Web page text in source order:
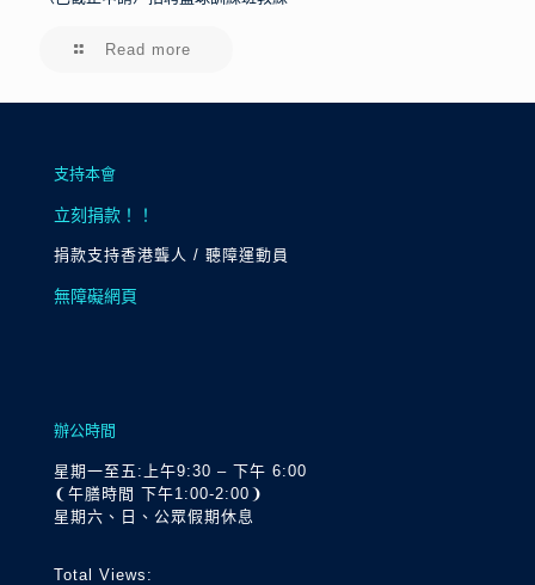
Read more
支持本會
立刻捐款！！
捐款支持香港聾人 / 聽障運動員
無障礙網頁
辦公時間
星期一至五:上午9:30 – 下午 6:00
❨午膳時間 下午1:00-2:00❩
星期六、日、公眾假期休息
Total Views: